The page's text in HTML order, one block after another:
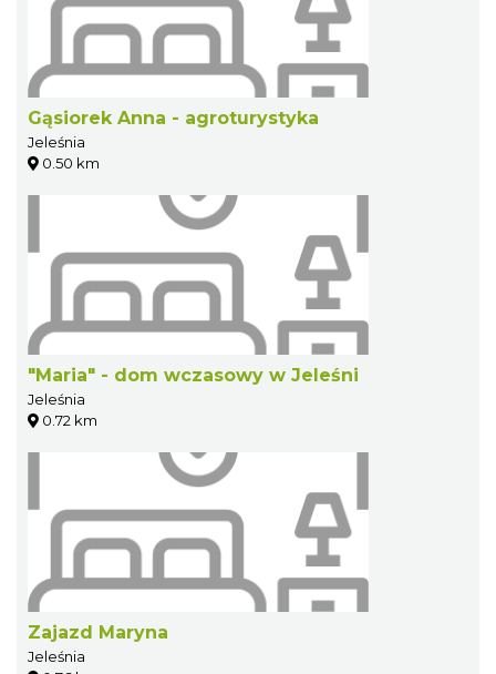
Gąsiorek Anna - agroturystyka
Jeleśnia
0.50 km
"Maria" - dom wczasowy w Jeleśni
Jeleśnia
0.72 km
Zajazd Maryna
Jeleśnia